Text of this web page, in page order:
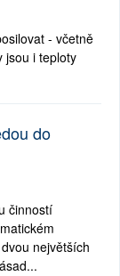
- včetně
jsou i teploty
do
činností
největších